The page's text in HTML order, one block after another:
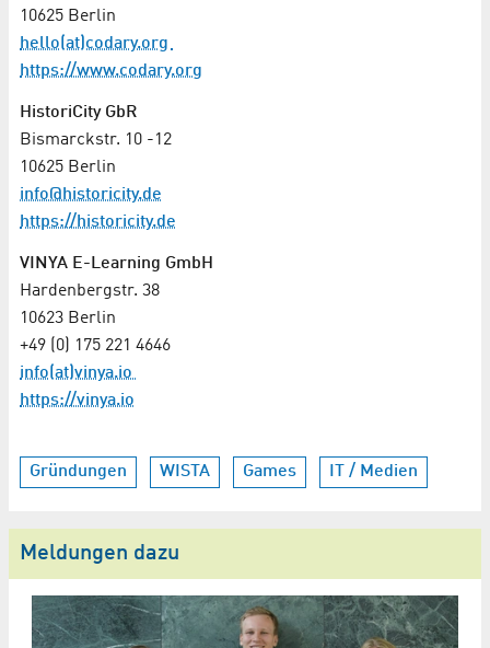
10625 Berlin
hello(at)codary.org
https://www.codary.org
HistoriCity GbR
Bismarckstr. 10 -12
10625 Berlin
info@historicity.de
https://historicity.de
VINYA E-Learning GmbH
Hardenbergstr. 38
10623 Berlin
+49 (0) 175 221 4646
info(at)vinya.io
https://vinya.io
Gründungen WISTA Games IT / Medien
Meldungen dazu